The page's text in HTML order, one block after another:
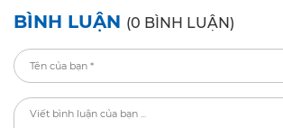
BÌNH LUẬN (0 BÌNH LUẬN)